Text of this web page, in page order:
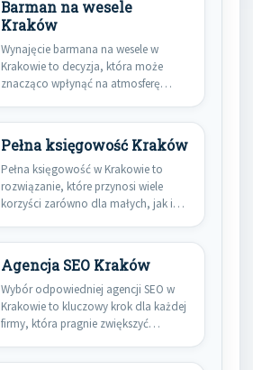
Barman na wesele
Kraków
Wynajęcie barmana na wesele w
Krakowie to decyzja, która może
znacząco wpłynąć na atmosferę
Pełna księgowość Kraków
Pełna księgowość w Krakowie to
rozwiązanie, które przynosi wiele
korzyści zarówno dla małych, jak i…
Agencja SEO Kraków
Wybór odpowiedniej agencji SEO w
Krakowie to kluczowy krok dla każdej
firmy, która pragnie zwiększyć…